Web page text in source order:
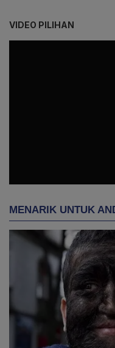
VIDEO PILIHAN